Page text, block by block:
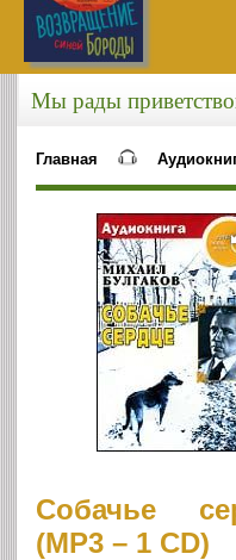
Мы рады
Главная
Собачье
(MP3 – 1 CD)